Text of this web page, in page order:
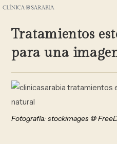
Tratamientos
para una
Fotografía: stockimages @